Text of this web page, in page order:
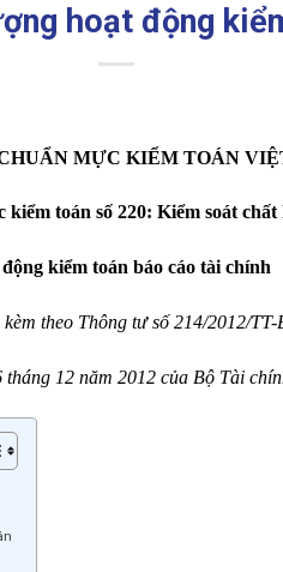
hoạt động
MỰC KIỂM TOÁN
kiểm toán số 220: Kiểm soát
kiểm toán báo cáo tài chính
theo Thông tư số 214/2012/TT-
tháng 12 năm 2012 của Bộ Tài